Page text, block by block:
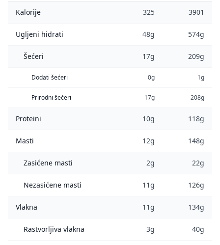
Kalorije 325 3901
Ugljeni hidrati 48g 574g
Šećeri 17g 209g
Dodati šećeri 0g 1g
Prirodni šećeri 17g 208g
Proteini 10g 118g
Masti 12g 148g
Zasićene masti 2g 22g
Nezasićene masti 11g 126g
Vlakna 11g 134g
Rastvorljiva vlakna 3g 40g